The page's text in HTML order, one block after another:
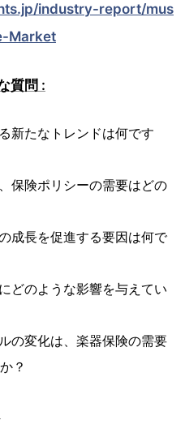
industry-report/mus
Market
質問 :
新たなトレンドは何です
保険ポリシーの需要はどの
成長を促進する要因は何で
どのような影響を与えてい
の変化は、楽器保険の需要
？